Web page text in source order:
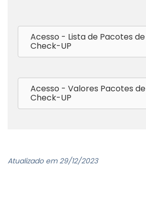
Acesso - Lista de Pacotes de
Check-UP
Acesso - Valores Pacotes de
Check-UP
Atualizado em 29/12/2023